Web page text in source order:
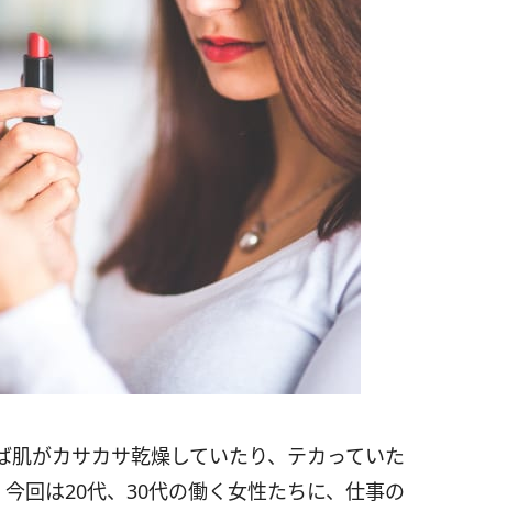
がカサカサ乾燥していたり、テカっていた
回は20代、30代の働く女性たちに、仕事の